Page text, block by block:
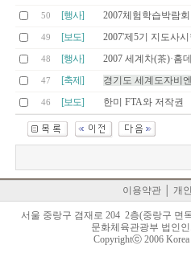
50 [행사] 2007체험학습박람
49 [보도] 2007'제5기 지도사
48 [행사] 2007 세계차(茶)·홈
47 [축제] 경기도 세계도자비
46 [보도] 한미 FTA와 저작권
이용약관 │개
서울 중랑구 겸재로 204 2층(중랑구 면
문화체육관광부 법인
Copyrightⓒ 2006 Korea